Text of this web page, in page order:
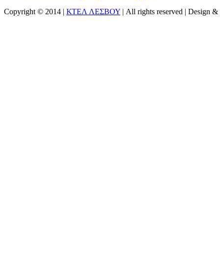
Copyright © 2014 | ΚΤΕΛ ΛΕΣΒΟΥ | All rights reserved | Design &